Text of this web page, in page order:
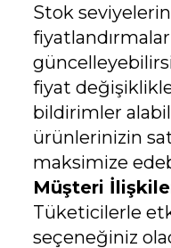
Stok
fiyat
bildirimler
ürünlerinizin
maksimize
Müşteri
Tüketicilerle
seçeneğiniz